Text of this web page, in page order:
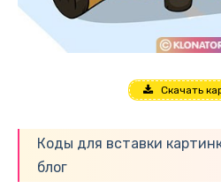
Скачать
Коды для вставки
блог